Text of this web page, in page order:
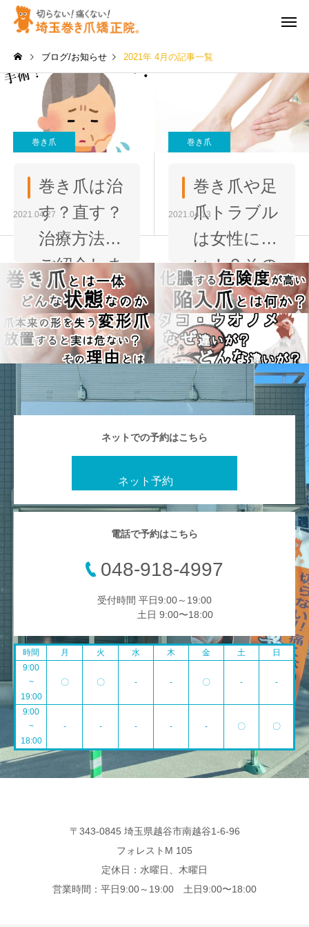
ブログ/お知らせ 2021年 4月の記事一覧
巻き爪
巻き爪は治
す？直す？
治療方法を
ご紹介しま
す
2021.04.27
巻き爪
巻き爪や足
爪トラブル
は女性に多
い！？その
原因とは…
2021.04.13
ネットでの予約はこちら
ネット予約
電話で予約はこちら
048-918-4997
受付時間 平日9:00～19:00
土日 9:00〜18:00
時間 月 火 水 木 金 土
日
9:00
~
19:00
〇 〇 - - 〇 - -
9:00
~
18:00
- - - - - 〇 〇
〒343-0845 埼玉県越谷市南越谷1-6-96
フォレストM 105
定休日：水曜日、木曜日
営業時間：平日9:00～19:00 土日9:00〜18:00